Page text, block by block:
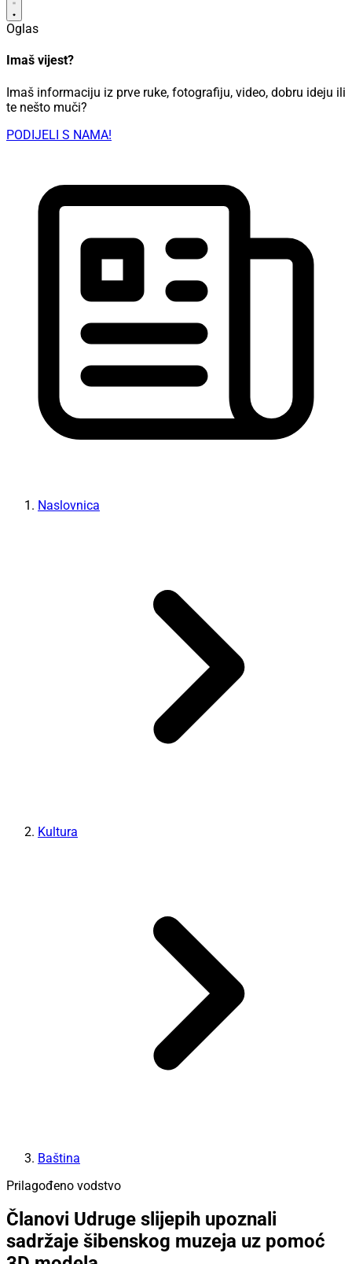
Oglas
Imaš vijest?
Imaš informaciju iz prve ruke, fotografiju, video, dobru ideju ili
te nešto muči?
PODIJELI S NAMA!
Naslovnica
Kultura
Baština
Prilagođeno vodstvo
Članovi Udruge slijepih upoznali
sadržaje šibenskog muzeja uz pomoć